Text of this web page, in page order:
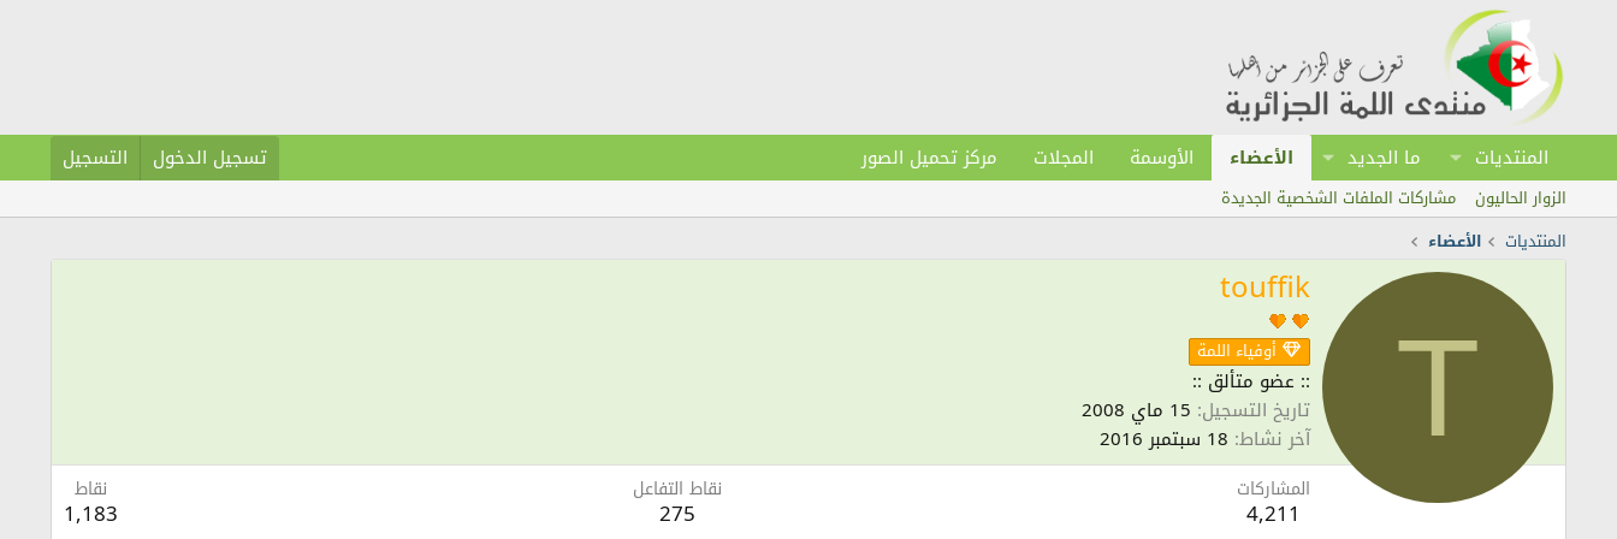
المنتديات ما الجديد الأعضاء الأوسمة المجلات مركز تحميل الصور تسجيل الدخول التسجيل
الزوار الحاليون
مشاركات الملفات الشخصية الجديدة
المنتديات
الأعضاء
T
touffik
أوفياء اللمة
:: عضو متألق ::
تاريخ التسجيل 15 ماي 2008
آخر نشاط 18 سبتمبر 2016
المشاركات
4,211
نقاط التفاعل
275
نقاط
1,183